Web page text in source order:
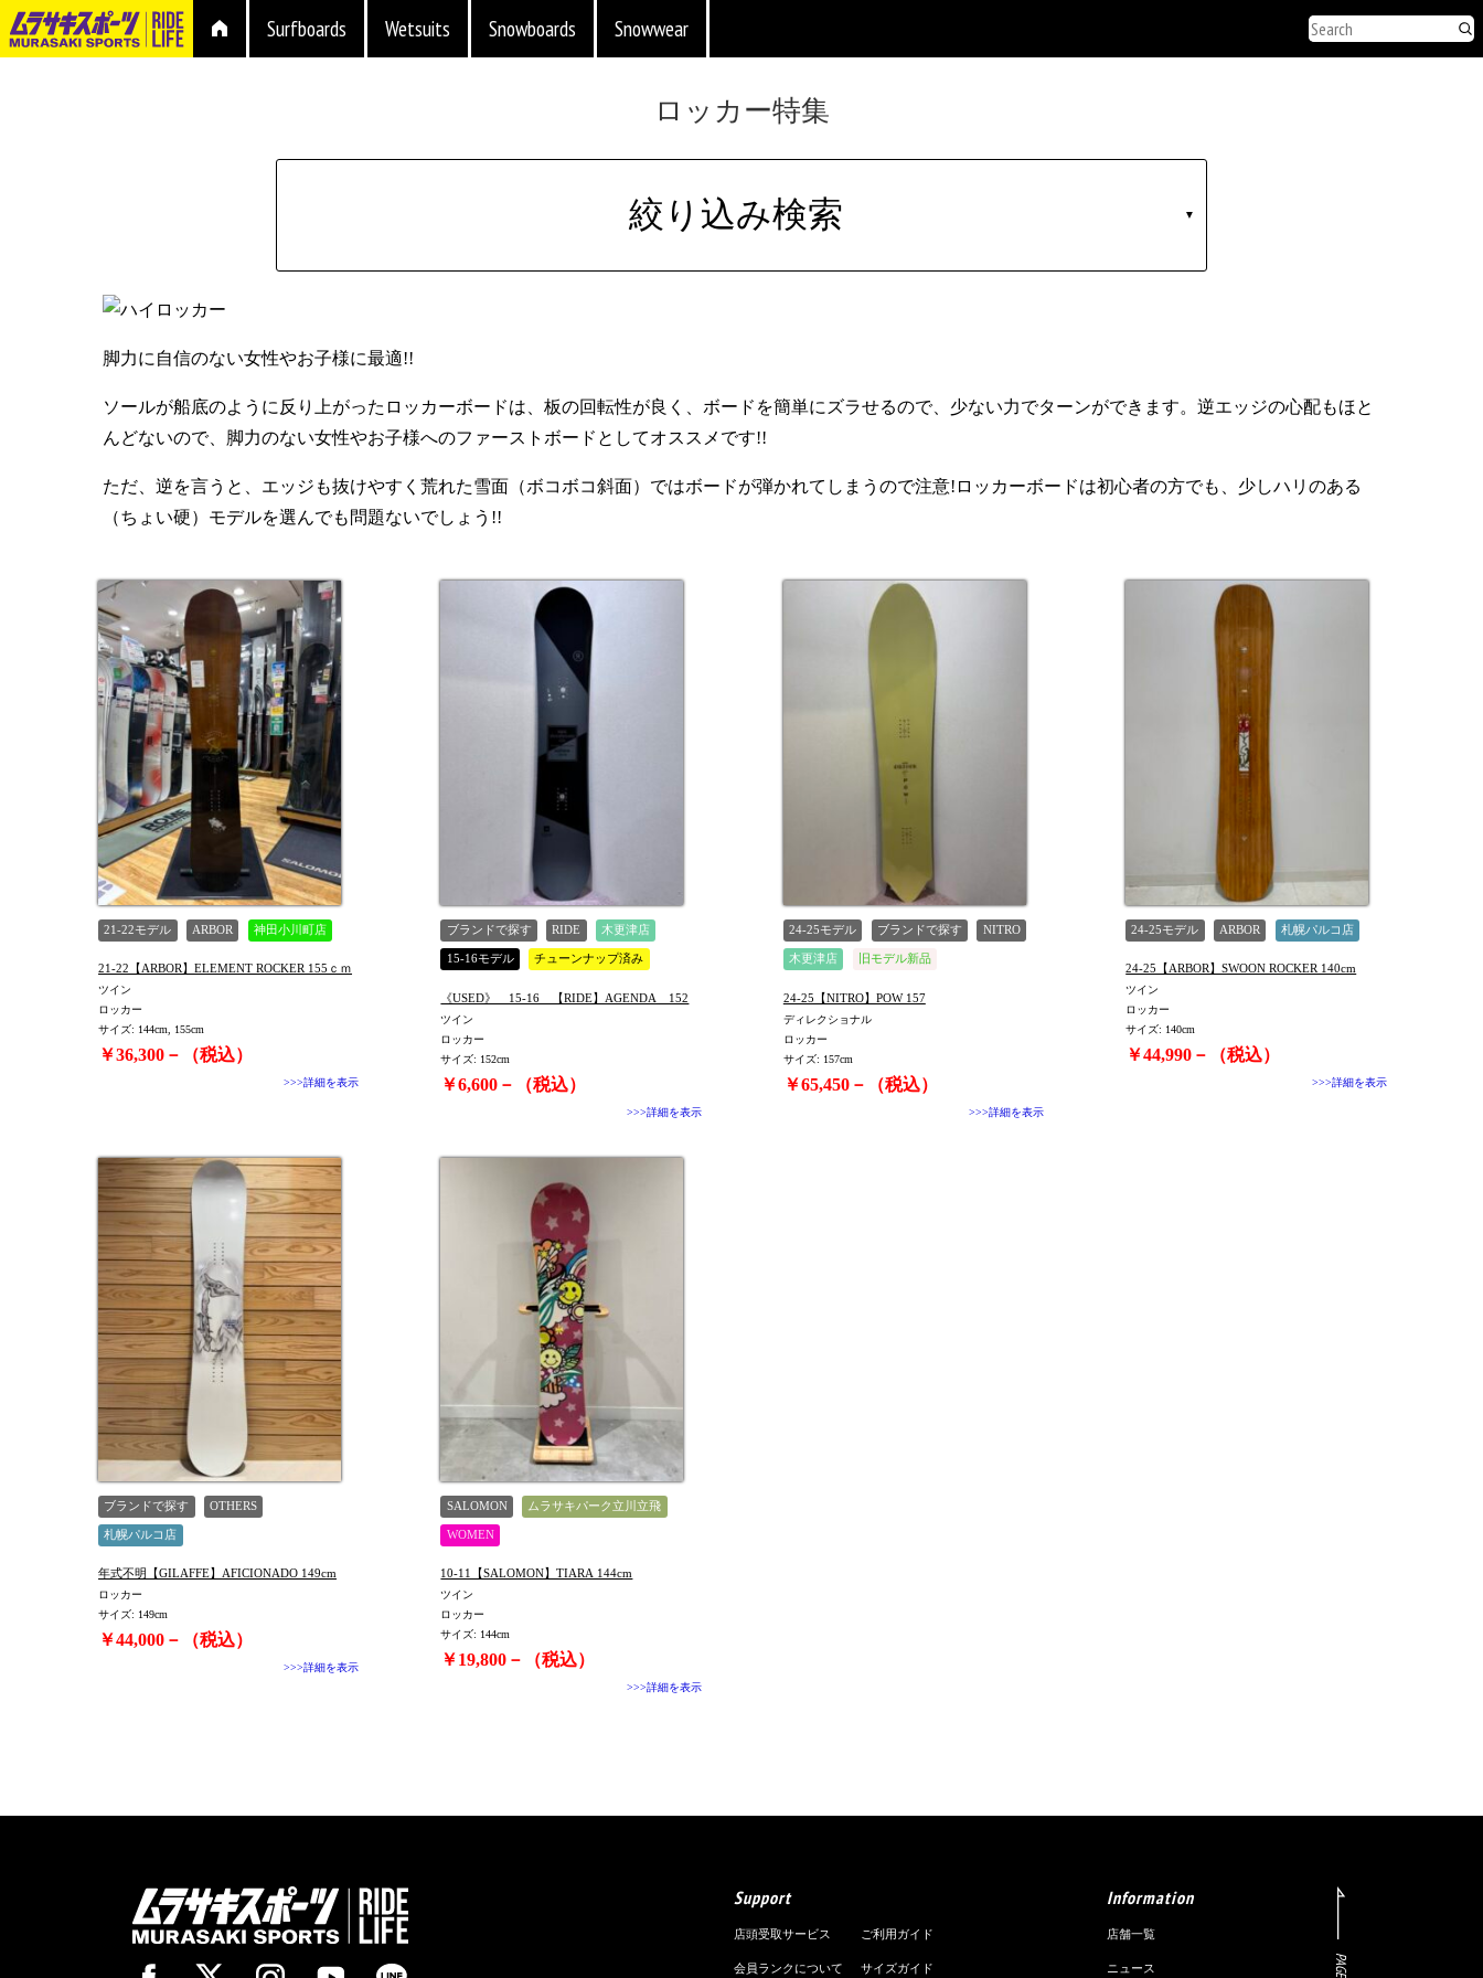
Surfboards Wetsuits Snowboards Snowwear
ロッカー特集
絞り込み検索 ▼
ブランド
価格
上限
在庫店舗
TYPE
脚力に自信のない女性やお子様に最適!!
ソールが船底のように反り上がったロッカーボードは、板の回転性が良く、ボードを簡単にズラせるので、少ない力でターンができます。逆エッジの心配もほと
んどないので、脚力のない女性やお子様へのファーストボードとしてオススメです!!
ただ、逆を言うと、エッジも抜けやすく荒れた雪面（ボコボコ斜面）ではボードが弾かれてしまうので注意!ロッカーボードは初心者の方でも、少しハリのある
（ちょい硬）モデルを選んでも問題ないでしょう!!
21-22モデル ARBOR 神田小川町店
21-22【ARBOR】ELEMENT ROCKER 155ｃｍ
ツイン
ロッカー
サイズ: 144cm, 155cm
￥36,300－（税込）
>>>詳細を表示
ブランドで探す RIDE 木更津店
15-16モデル チューンナップ済み
《USED》 15-16 【RIDE】AGENDA 152
ツイン
ロッカー
サイズ: 152cm
￥6,600－（税込）
>>>詳細を表示
24-25モデル ブランドで探す NITRO
木更津店 旧モデル新品
24-25【NITRO】POW 157
ディレクショナル
ロッカー
サイズ: 157cm
￥65,450－（税込）
>>>詳細を表示
24-25モデル ARBOR 札幌パルコ店
24-25【ARBOR】SWOON ROCKER 140cm
ツイン
ロッカー
サイズ: 140cm
￥44,990－（税込）
>>>詳細を表示
ブランドで探す OTHERS
札幌パルコ店
年式不明【GILAFFE】AFICIONADO 149cm
ロッカー
サイズ: 149cm
￥44,000－（税込）
>>>詳細を表示
SALOMON ムラサキパーク立川立飛
WOMEN
10-11【SALOMON】TIARA 144cm
ツイン
ロッカー
サイズ: 144cm
￥19,800－（税込）
>>>詳細を表示
Support
店頭受取サービス ご利用ガイド
会員ランクについて サイズガイド
Information
店舗一覧
ニュース